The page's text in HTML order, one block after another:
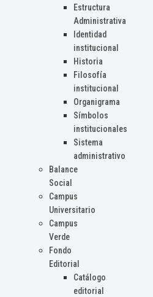
Estructura
Administrativa
Identidad
institucional
Historia
Filosofía
institucional
Organigrama
Símbolos
institucionales
Sistema
administrativo
Balance
Social
Campus
Universitario
Campus
Verde
Fondo
Editorial
Catálogo
editorial